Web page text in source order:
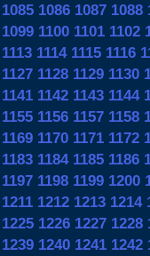
1085 1086 1087 1088
1099 1100 1101 1102
1113 1114 1115 1116
1127 1128 1129 1130
1141 1142 1143 1144
1155 1156 1157 1158
1169 1170 1171 1172
1183 1184 1185 1186
1197 1198 1199 1200
1211 1212 1213 1214
1225 1226 1227 1228
1239 1240 1241 1242